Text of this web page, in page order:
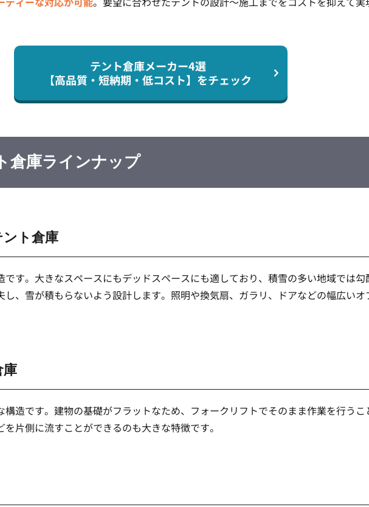
テント倉庫メーカー4選
【高品質・短納期・低コスト】をチェック
倉庫ラインナップ
ト倉庫
です。大きなスペースにもデッドスペースにも適しており、積雪の多い地域では勾
し、雪が積もらないよう設計します。照明や換気扇、ガラリ、ドアなどの幅広いオ
庫
構造です。建物の基礎がフラットなため、フォークリフトでそのまま作業を行うこ
片側に流すことができるのも大きな特徴です。